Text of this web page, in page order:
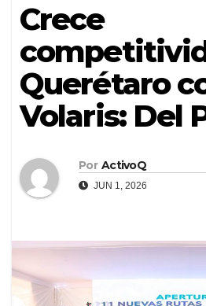
Crece
Querétaro
Volaris: Del
Por ActivoQ
JUN 1, 2026